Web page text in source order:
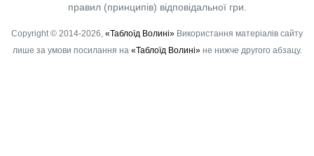
правил (принципів) відповідальної гри.
Copyright © 2014-2026, «Таблоїд Волині» Використання матеріалів сайту
лише за умови посилання на «Таблоїд Волині»не нижче другого абзацу.